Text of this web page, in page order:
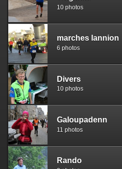
10 photos
marches lannion
6 photos
Divers
10 photos
Galoupadenn
11 photos
Rando